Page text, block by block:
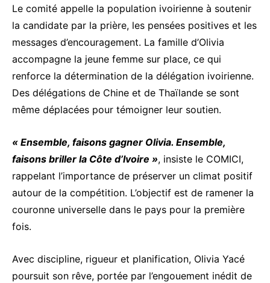
Le comité appelle la population ivoirienne à soutenir
la candidate par la prière, les pensées positives et les
messages d’encouragement. La famille d’Olivia
accompagne la jeune femme sur place, ce qui
renforce la détermination de la délégation ivoirienne.
Des délégations de Chine et de Thaïlande se sont
même déplacées pour témoigner leur soutien.
« Ensemble, faisons gagner Olivia. Ensemble,
faisons briller la Côte d’Ivoire », insiste le COMICI,
rappelant l’importance de préserver un climat positif
autour de la compétition. L’objectif est de ramener la
couronne universelle dans le pays pour la première
fois.
Avec discipline, rigueur et planification, Olivia Yacé
poursuit son rêve, portée par l’engouement inédit de